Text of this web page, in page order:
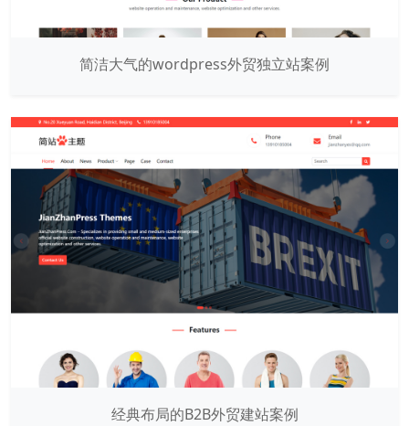
简洁大气的wordpress外贸独立站案例
经典布局的B2B外贸建站案例